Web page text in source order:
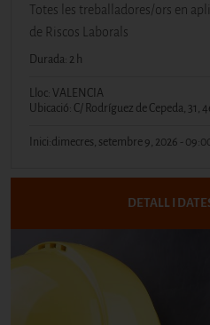
Totes les treballadores/ors en
de Riscos Laborals
Durada: 2 h
Lloc: VALENCIA
Ubicació: C/ Rodríguez de Cepeda, 31,
Inici:dimecres, setembre 9, 2026 -
DETALL I